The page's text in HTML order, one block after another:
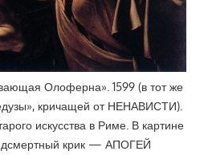
Олоферна». 1599 (в тот же
кричащей от НЕНАВИСТИ).
искусства в Риме. В картине
крик — АПОГЕЙ